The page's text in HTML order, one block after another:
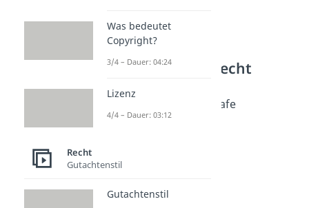
Weitere Inhalte: Recht
Strafrecht
Lebenslange Freiheitsstrafe
Dauer: 04:09
Straftheorien
Deliktsfähigkeit
Auf Bewährung
Was bedeutet
Copyright?
3/4 – Dauer: 04:24
Lizenz
4/4 – Dauer: 03:12
Recht
Gutachtenstil
Gutachtenstil